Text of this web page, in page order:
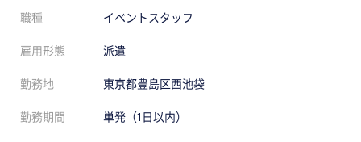
職種 イベントスタッフ
雇用形態 派遣
勤務地 東京都豊島区西池袋
勤務期間 単発（1日以内）